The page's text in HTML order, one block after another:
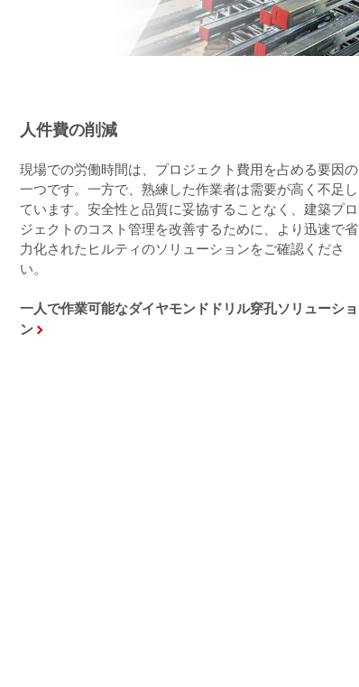
人件費の削減
現場での労働時間は、プロジェクト費用を占める要因の
一つです。一方で、熟練した作業者は需要が高く不足し
ています。安全性と品質に妥協することなく、建築プロ
ジェクトのコスト管理を改善するために、より迅速で省
力化されたヒルティのソリューションをご確認くださ
い。
一人で作業可能なダイヤモンドドリル穿孔ソリューショ
ン